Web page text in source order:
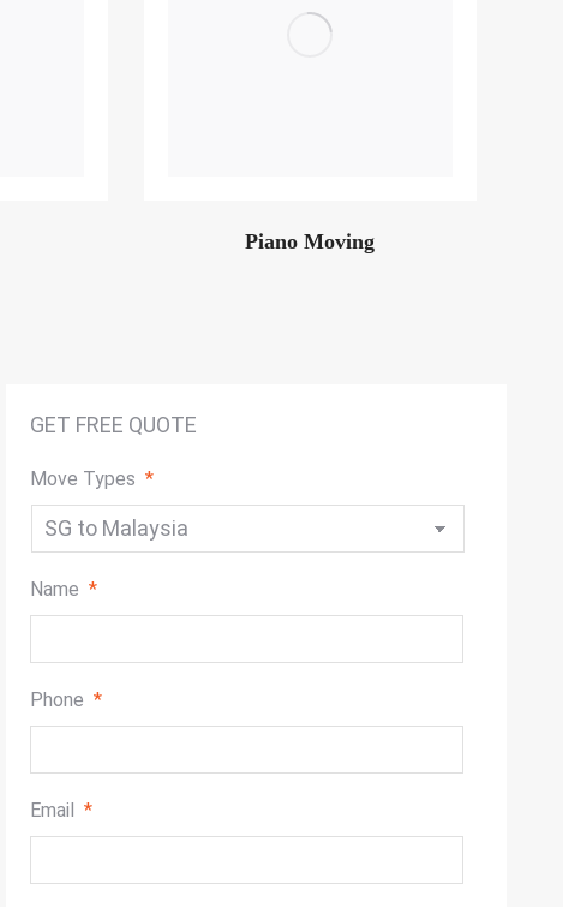
Piano Moving
GET FREE QUOTE
Move Types *
Name *
Phone *
Email *